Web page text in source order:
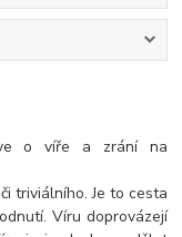
o víře a zrání na
triviálního. Je to cesta
Víru doprovázejí